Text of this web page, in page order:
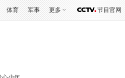
体育 军事 更多 节目官网